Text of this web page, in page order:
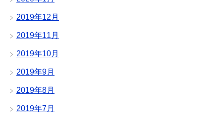
2019年12月
2019年11月
2019年10月
2019年9月
2019年8月
2019年7月